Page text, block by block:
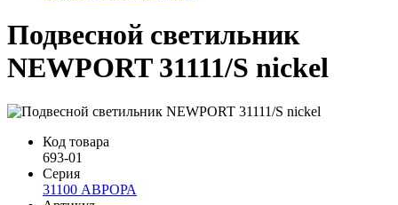
Подвесной светильник
NEWPORT 31111/S nickel
Код товара
693-01
Серия
31100 АВРОРА